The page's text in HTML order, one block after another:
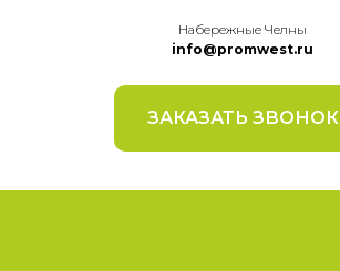
Набережные Челны
info@promwest.ru
ЗАКАЗАТЬ ЗВОНОК